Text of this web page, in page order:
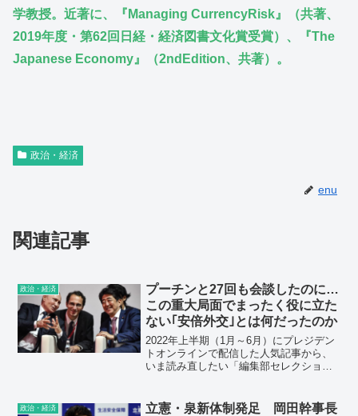
学教授。近著に、『Managing CurrencyRisk』（共著、
2019年度・第62回日経・経済図書文化賞受賞）、『The
Japanese Economy』（2ndEdition、共著）。
政治・経済
enu
関連記事
政治・経済
プーチンと27回も会談したのに…
この重大局面でまったく役に立た
ない｢安倍外交｣とは何だったのか
2022年上半期（1月～6月）にプレジデン
トオンラインで配信した人気記事から、
いま読み直したい「編集部セレクショ
政治・経済
立憲・泉新体制発足 岡田幹事長